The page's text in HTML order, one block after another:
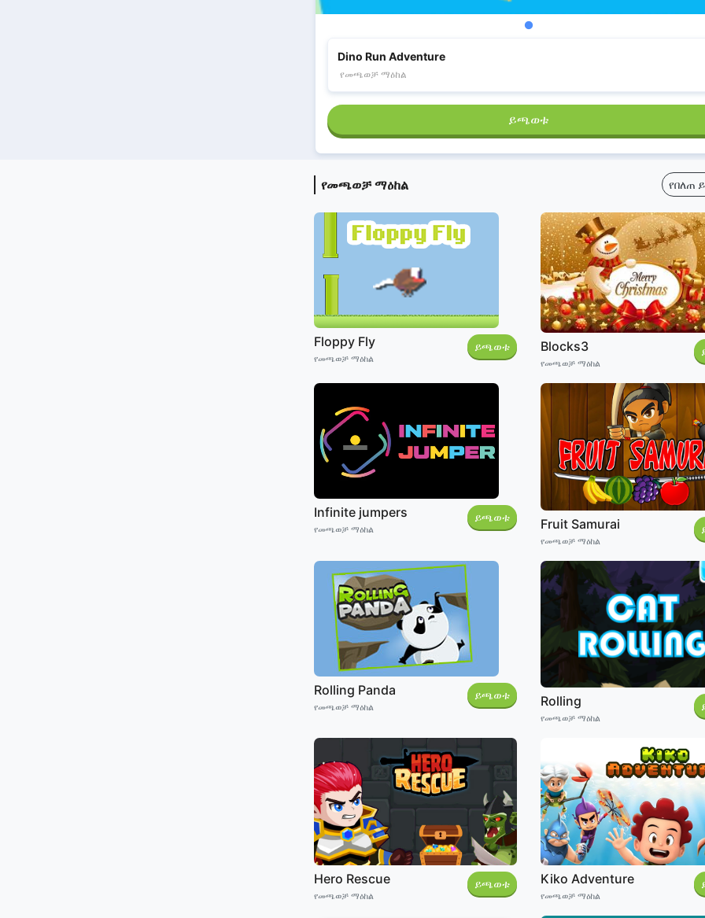
Dino Run Adventure
የመጫወቻ ማዕከል
ይጫወቱ
የመጫወቻ ማዕከል የበለጠ
Floppy Fly
የመጫወቻ ማዕከል
ይጫወቱ Blocks3
የመጫወቻ ማዕከል
Infinite jumpers
የመጫወቻ ማዕከል
ይጫወቱ Fruit Samurai
የመጫወቻ ማዕከል
Rolling Panda
የመጫወቻ ማዕከል
ይጫወቱ Rolling
የመጫወቻ ማዕከል
Hero Rescue
የመጫወቻ ማዕከል
ይጫወቱ Kiko Adventure
የመጫወቻ ማዕከል